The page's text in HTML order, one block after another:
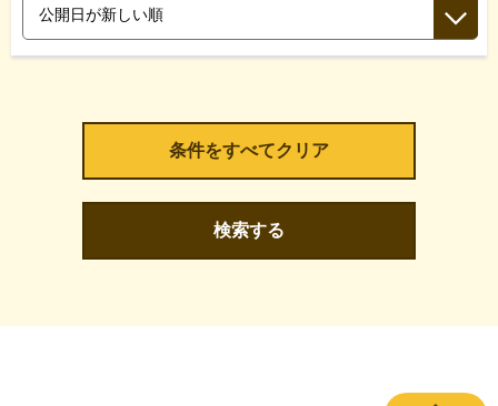
検索する